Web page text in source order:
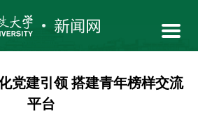
党建引领 搭建青年榜样交流
平台